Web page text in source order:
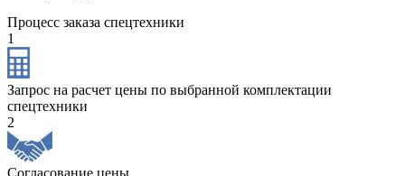
Процесс заказа спецтехники
1
Запрос на расчет цены по выбранной комплектации
спецтехники
2
Согласование цены